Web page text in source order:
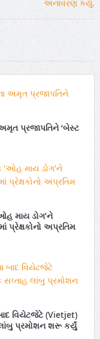
પ્રજાપતિને ‘બેસ્ટ
માય ડોગ’ને
પ્રેક્ષકોનો અપ્રતિમ
વિયેટજેટે (Vietjet)
પ્રમોશન શરૂ કર્યું